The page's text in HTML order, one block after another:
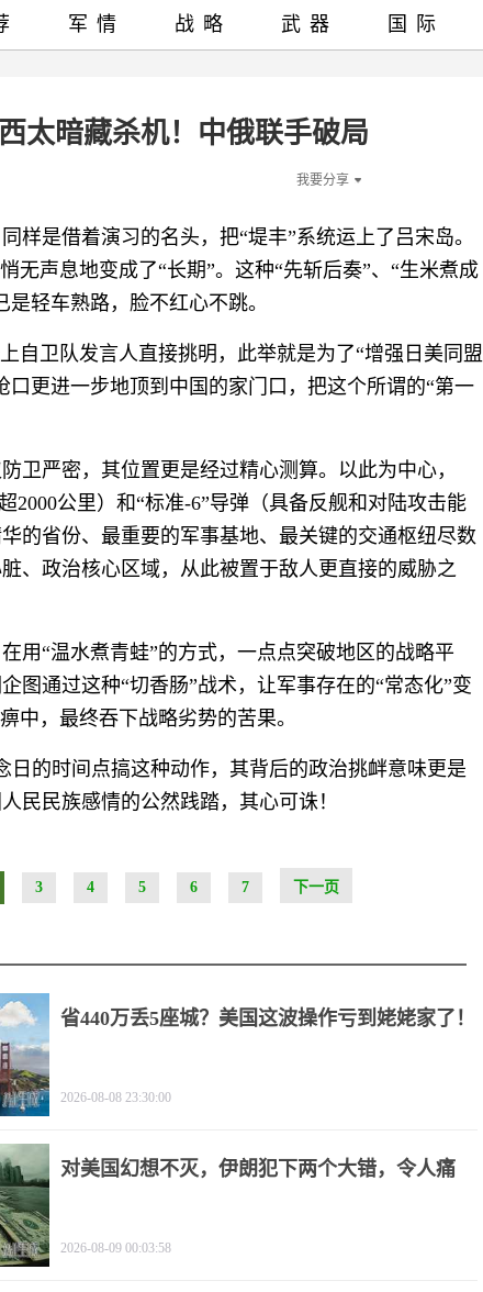
太暗藏杀机！中俄联手破局
我要分享
样是借着演习的名头，把“堤丰”系统运上了吕宋岛。
无声息地变成了“长期”。这种“先斩后奏”、“生米煮成
轻车熟路，脸不红心不跳。
自卫队发言人直接挑明，此举就是为了“增强日美同盟
更进一步地顶到中国的家门口，把这个所谓的“第一
卫严密，其位置更是经过精心测算。以此为中心，
2000公里）和“标准-6”导弹（具备反舰和对陆攻击能
的省份、最重要的军事基地、最关键的交通枢纽尽数
、政治核心区域，从此被置于敌人更直接的威胁之
用“温水煮青蛙”的方式，一点点突破地区的战略平
图通过这种“切香肠”战术，让军事存在的“常态化”变
中，最终吞下战略劣势的苦果。
日的时间点搞这种动作，其背后的政治挑衅意味更是
民民族感情的公然践踏，其心可诛！
3 4 5 6 7 下一页
军情 战略 武器 国际
省440万丢5座城？美国这波操作亏到姥姥家了！
2026-08-08 23:30:00
对美国幻想不灭，伊朗犯下两个大错，令人痛
2026-08-09 00:03:58